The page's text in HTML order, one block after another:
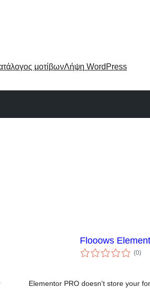
μοτίβωνΛήψη WordPress
Flooows
(0)
Elementor PRO doesn't store your